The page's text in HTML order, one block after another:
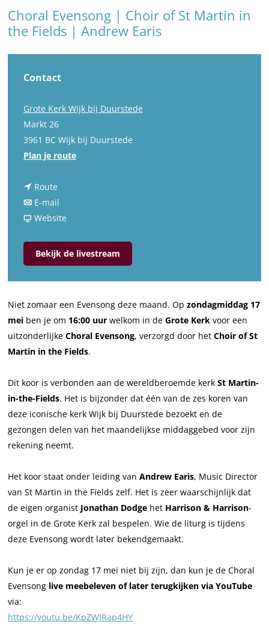
Choral Evensong | Choir of St Martin in
the Fields | Andrew Earis
Contact
Grote Kerk Wijk bij Duurstede
Markt 26
3961 BC Wijk bij Duurstede
Plan je routen
o
r
a
E
v
e
n
o
n
g
|
o
i
r
o
f
t
M
r
Route
a
a
C
h
o
a
l
E
v
n
s
o
n
g
C
h
o
i
r
f
S
M
E-mail
a
C
h
r
a
l
E
e
n
s
o
n
|
C
h
o
i
o
f
t
Website
n
C
h
r
a
l
E
e
n
s
o
n
|
C
h
o
i
o
f
t
Bekijk de livestream
Niet zomaar een Evensong deze maand. Op zondagmiddag 17
mei ben je om 16:00 uur welkom in de Grote Kerk voor een
uitzonderlijke Choral Evensong, verzorgd door het Choir of St
Martin in the Fields.
Dit koor is verbonden aan de wereldberoemde kerk St Martin-
in-the-Fields. Het is bijzonder dat één van de zes koren van
deze iconische kerk Wijk bij Duurstede bezoekt en de
gezongen delen van het maandelijkse middaggebed voor zijn
rekening neemt.
Het koor staat onder leiding van Andrew Earis, Music Director
van St Martin in the Fields zelf. Het is zeer waarschijnlijk dat
de eigen organist Jonathan Dodge het Harrison & Harrison-
orgel in de Grote Kerk zal bespelen. Wie de liturg is tijdens
deze Evensong wordt later bekendgemaakt.
Kun je er op zondag 17 mei niet bij zijn, dan kun je de Choral
Evensong live meebeleven of later terugkijken via YouTube
via:
https://youtu.be/KpZWJRap4HY